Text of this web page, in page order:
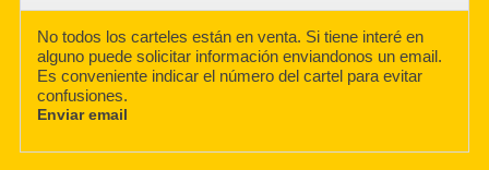
No todos los carteles están en venta. Si tiene interé en
alguno puede solicitar información enviandonos un email.
Es conveniente indicar el número del cartel para evitar
confusiones.
Enviar email